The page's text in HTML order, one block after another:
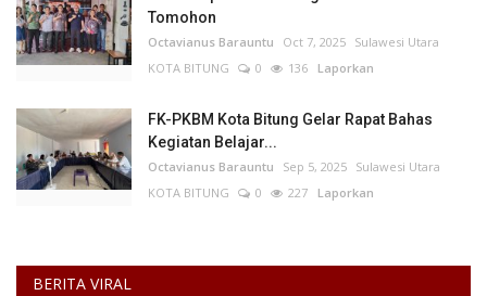
Tomohon
Octavianus Barauntu Oct 7, 2025 Sulawesi Utara
KOTA BITUNG
0 136 Laporkan
FK-PKBM Kota Bitung Gelar Rapat Bahas
Kegiatan Belajar...
Octavianus Barauntu Sep 5, 2025 Sulawesi Utara
KOTA BITUNG
0 227 Laporkan
BERITA VIRAL